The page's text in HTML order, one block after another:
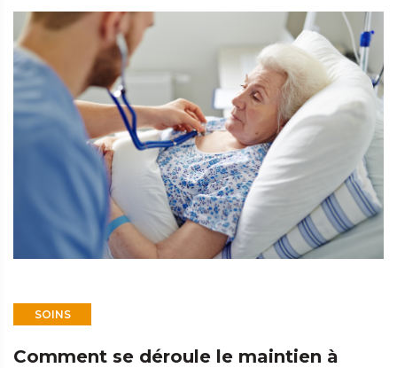
SOINS
Comment se déroule le maintien à